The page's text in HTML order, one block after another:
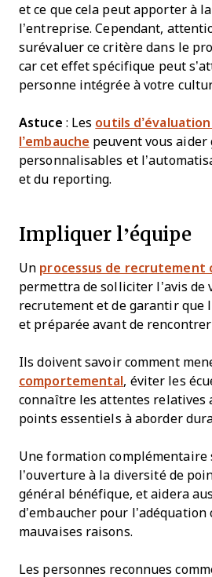
et ce que cela peut apporter à
l’entreprise. Cependant,
surévaluer ce critère dans le
car cet effet spécifique peut
personne intégrée à votre
Astuce : Les outils
l’embauche peuvent vous aider
personnalisables et
et du reporting.
Impliquer l’équipe
Un processus de recrutement
permettra de solliciter l’avis de
recrutement et de garantir que
et préparée avant de
Ils doivent savoir comment
comportemental , éviter les
connaître les attentes relatives
points essentiels à aborder
Une formation complémentaire
l’ouverture à la diversité de
général bénéfique, et aidera
d’embaucher pour
mauvaises raisons.
Les personnes reconnues